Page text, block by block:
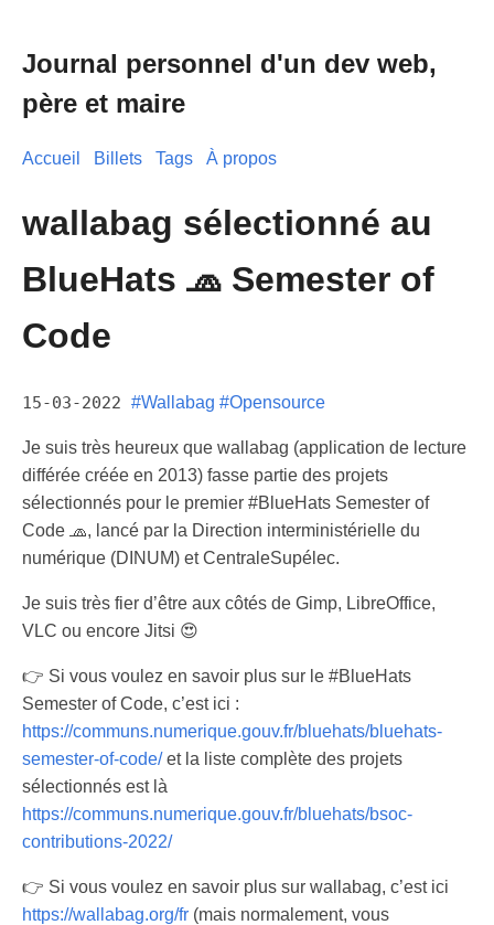
Journal personnel d'un dev web,
père et maire
Accueil Billets Tags À propos
wallabag sélectionné au
BlueHats 🧢 Semester of
Code
15-03-2022 #Wallabag #Opensource
Je suis très heureux que wallabag (application de lecture
différée créée en 2013) fasse partie des projets
sélectionnés pour le premier #BlueHats Semester of
Code 🧢, lancé par la Direction interministérielle du
numérique (DINUM) et CentraleSupélec.
Je suis très fier d’être aux côtés de Gimp, LibreOffice,
VLC ou encore Jitsi 😍
👉 Si vous voulez en savoir plus sur le #BlueHats
Semester of Code, c’est ici :
https://communs.numerique.gouv.fr/bluehats/bluehats-
semester-of-code/et la liste complète des projets
sélectionnés est là
https://communs.numerique.gouv.fr/bluehats/bsoc-
contributions-2022/
👉 Si vous voulez en savoir plus sur wallabag, c’est ici
https://wallabag.org/fr (mais normalement, vous